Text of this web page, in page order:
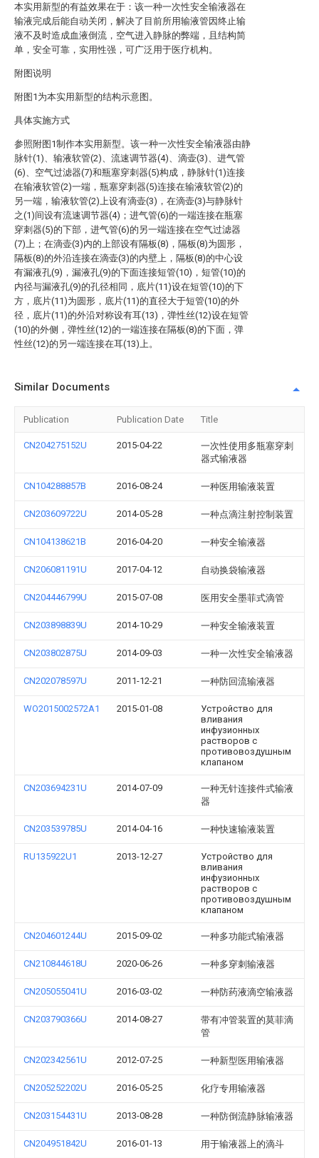
本实用新型的有益效果在于：该一种一次性安全输液器在
输液完成后能自动关闭，解决了目前所用输液管因终止输
液不及时造成血液倒流，空气进入静脉的弊端，且结构简
单，安全可靠，实用性强，可广泛用于医疗机构。
附图说明
附图1为本实用新型的结构示意图。
具体实施方式
参照附图1制作本实用新型。该一种一次性安全输液器由静
脉针(1)、输液软管(2)、流速调节器(4)、滴壶(3)、进气管
(6)、空气过滤器(7)和瓶塞穿刺器(5)构成，静脉针(1)连接
在输液软管(2)一端，瓶塞穿刺器(5)连接在输液软管(2)的
另一端，输液软管(2)上设有滴壶(3)，在滴壶(3)与静脉针
之(1)间设有流速调节器(4)；进气管(6)的一端连接在瓶塞
穿刺器(5)的下部，进气管(6)的另一端连接在空气过滤器
(7)上；在滴壶(3)内的上部设有隔板(8)，隔板(8)为圆形，
隔板(8)的外沿连接在滴壶(3)的内壁上，隔板(8)的中心设
有漏液孔(9)，漏液孔(9)的下面连接短管(10)，短管(10)的
内径与漏液孔(9)的孔径相同，底片(11)设在短管(10)的下
方，底片(11)为圆形，底片(11)的直径大于短管(10)的外
径，底片(11)的外沿对称设有耳(13)，弹性丝(12)设在短管
(10)的外侧，弹性丝(12)的一端连接在隔板(8)的下面，弹
性丝(12)的另一端连接在耳(13)上。
Similar Documents
Publication Publication Date Title
CN204275152U 2015-04-22
一次性使用多瓶塞穿刺
器式输液器
CN104288857B 2016-08-24 一种医用输液装置
CN203609722U 2014-05-28 一种点滴注射控制装置
CN104138621B 2016-04-20 一种安全输液器
CN206081191U 2017-04-12 自动换袋输液器
CN204446799U 2015-07-08 医用安全墨菲式滴管
CN203898839U 2014-10-29 一种安全输液装置
CN203802875U 2014-09-03 一种一次性安全输液器
CN202078597U 2011-12-21 一种防回流输液器
WO2015002572A1 2015-01-08
Устройство для
вливания
инфузионных
растворов с
противовоздушным
клапаном
CN203694231U 2014-07-09
一种无针连接件式输液
器
CN203539785U 2014-04-16 一种快速输液装置
RU135922U1 2013-12-27
Устройство для
вливания
инфузионных
растворов с
противовоздушным
клапаном
CN204601244U 2015-09-02 一种多功能式输液器
CN210844618U 2020-06-26 一种多穿刺输液器
CN205055041U 2016-03-02 一种防药液滴空输液器
CN203790366U 2014-08-27
带有冲管装置的莫菲滴
管
CN202342561U 2012-07-25 一种新型医用输液器
CN205252202U 2016-05-25 化疗专用输液器
CN203154431U 2013-08-28 一种防倒流静脉输液器
CN204951842U 2016-01-13 用于输液器上的滴斗